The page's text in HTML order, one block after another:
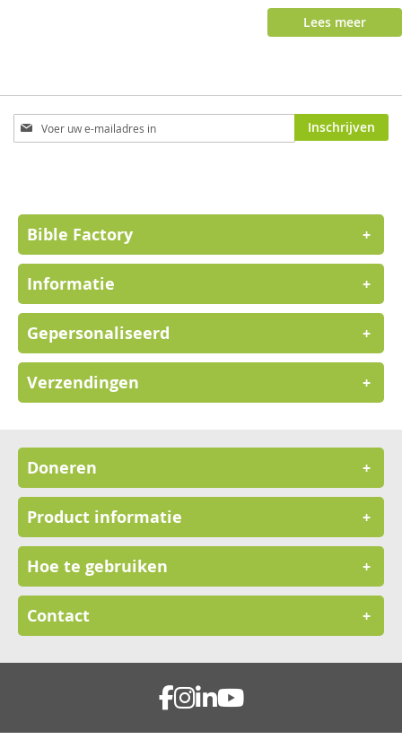
Lees meer
Abonneer
u
Inschrijven
Bible Factory +
Informatie +
Gepersonaliseerd +
Verzendingen +
Doneren +
Product informatie +
Hoe te gebruiken +
Contact +